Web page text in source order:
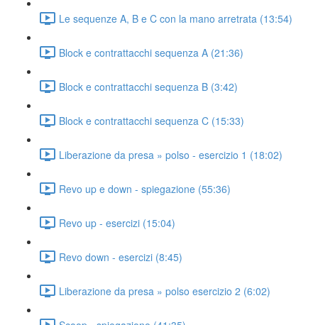
Le sequenze A, B e C con la mano arretrata (13:54)
Block e contrattacchi sequenza A (21:36)
Block e contrattacchi sequenza B (3:42)
Block e contrattacchi sequenza C (15:33)
Liberazione da presa » polso - esercizio 1 (18:02)
Revo up e down - spiegazione (55:36)
Revo up - esercizi (15:04)
Revo down - esercizi (8:45)
Liberazione da presa » polso esercizio 2 (6:02)